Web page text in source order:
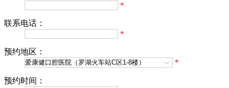
*
联系电话：
*
预约地区：
*
预约时间：